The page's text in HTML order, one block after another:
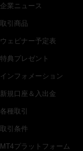
企業ニュース
取引商品
ウェビナー予定表
特典プレゼント
インフォメーション
新規口座＆入出金
各種取引
取引条件
MT4プラットフォーム